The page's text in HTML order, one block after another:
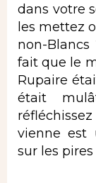
dans votre
les mettez
non-
fait que le
Rupaire
était
vienne est
sur les